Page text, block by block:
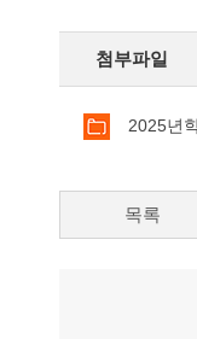
첨부파일
2025년
목록